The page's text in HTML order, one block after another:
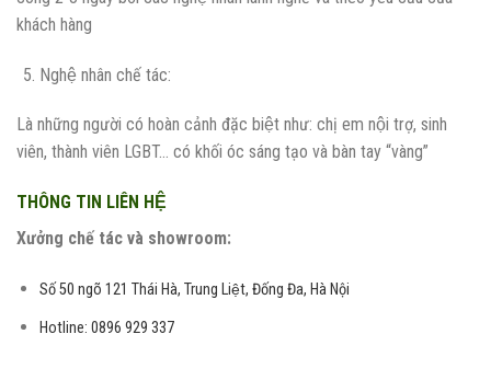
khách hàng
Nghệ nhân chế tác:
Là những người có hoàn cảnh đặc biệt như: chị em nội trợ, sinh
viên, thành viên LGBT… có khối óc sáng tạo và bàn tay “vàng”
THÔNG TIN LIÊN HỆ
Xưởng chế tác và showroom:
Số 50 ngõ 121 Thái Hà, Trung Liệt, Đống Đa, Hà Nội
Hotline: 0896 929 337